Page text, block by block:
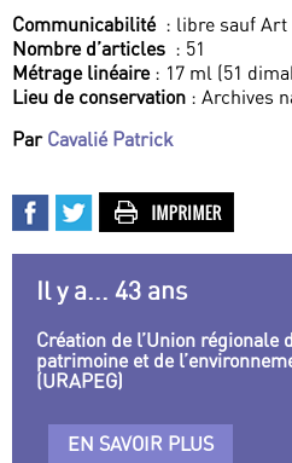
Communicabilité : libre sauf Art
Nombre d’articles : 51
Métrage linéaire: 17 ml (51
Lieu de conservation : Archives
Par Cavalié Patrick
Il y a... 43 ans
Création de l’Union régionale
patrimoine et de
(URAPEG)
EN SAVOIR PLUS